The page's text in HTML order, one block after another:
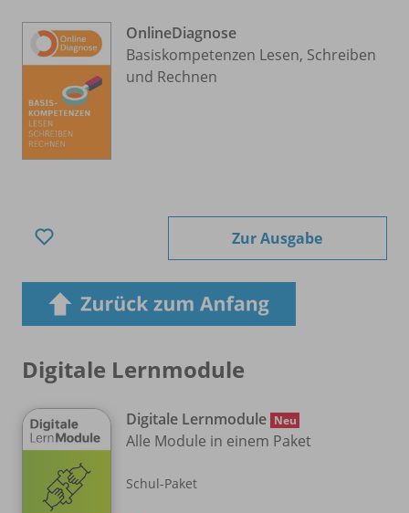
OnlineDiagnose
Basiskompetenzen Lesen, Schreiben
und Rechnen
Zur Ausgabe
Digitale Lernmodule
Digitale Lernmodule Neu
Alle Module in einem Paket
Schul-Paket